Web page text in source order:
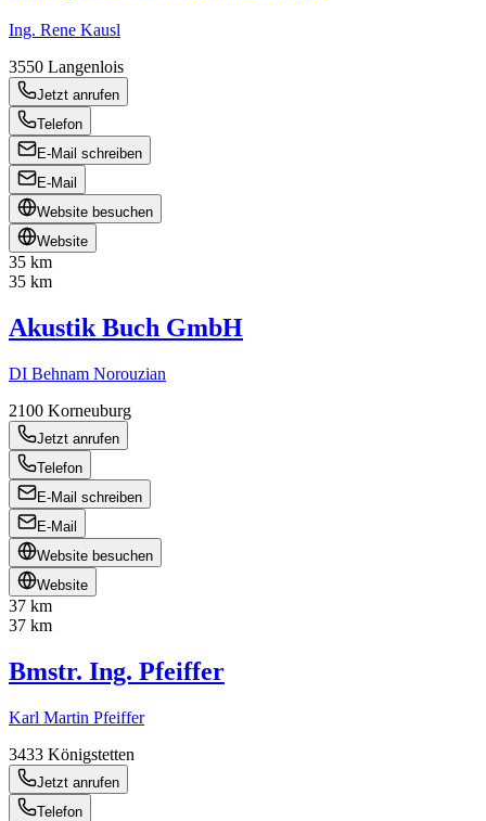
Ing. Rene Kausl
3550 Langenlois
Jetzt anrufen
Telefon
E-Mail schreiben
E-Mail
Website besuchen
Website
35 km
35 km
Akustik Buch GmbH
DI Behnam Norouzian
2100 Korneuburg
Jetzt anrufen
Telefon
E-Mail schreiben
E-Mail
Website besuchen
Website
37 km
37 km
Bmstr. Ing. Pfeiffer
Karl Martin Pfeiffer
3433 Königstetten
Jetzt anrufen
Telefon